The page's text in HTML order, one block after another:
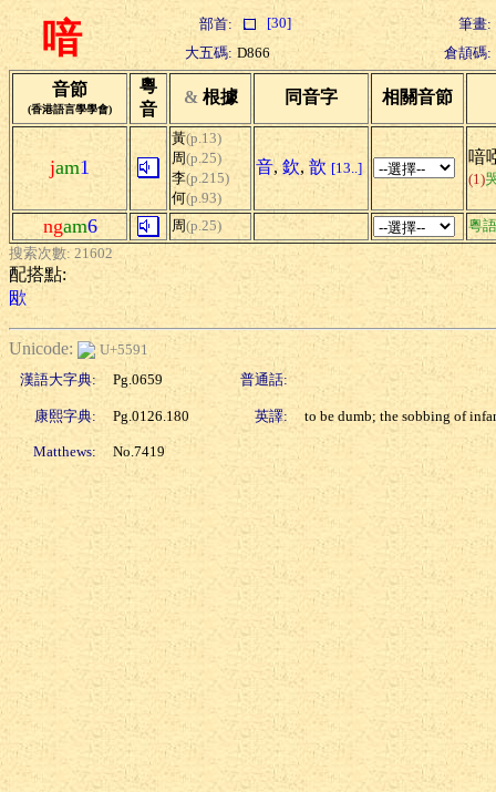
喑 部首: [30]
筆畫:
大五碼: D866 倉頡碼:
音節
(香港語言學學會)
粵
音
& 根據 同音字 相關音節
jam1
黃(p.13)
周(p.25)
李(p.215)
何(p.93)
音, 欽, 歆 [13..]
喑
(1)
ngam6 周(p.25)
粵
搜索次數: 21602
配搭點:
欭
Unicode:
U+5591
漢語大字典:
Pg.0659 普通話:
康熙字典: Pg.0126.180 英譯: to be dumb; the sobbing of
Matthews: No.7419